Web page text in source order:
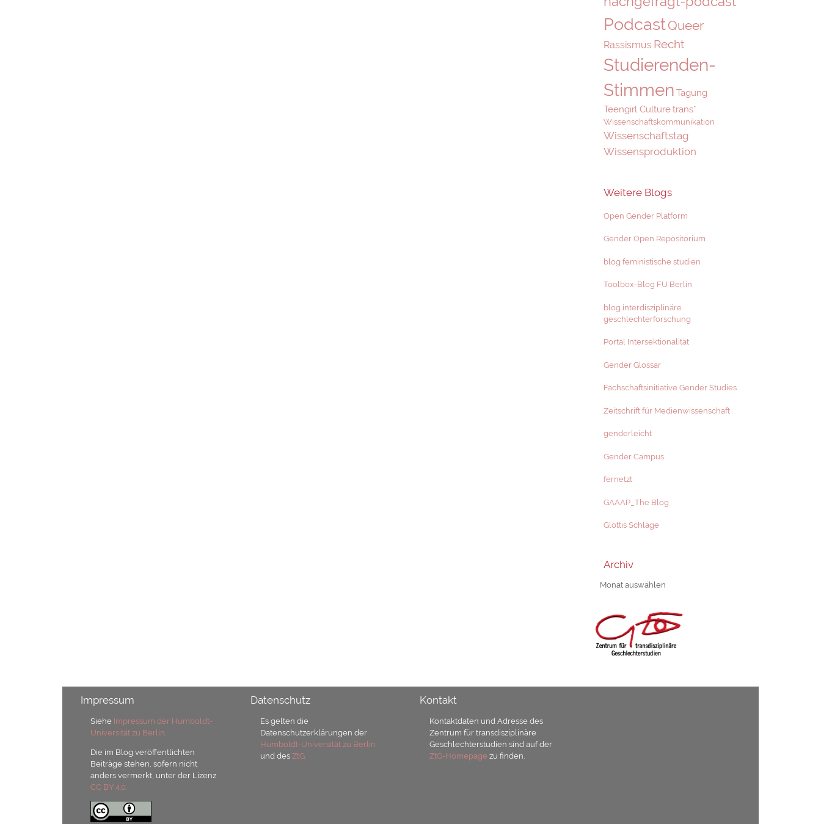
PodcastQueer
Rassismus Recht
Studierenden-
Stimmen Tagung
Teengirl Culturetrans*
Wissenschaftskommunikation
Wissenschaftstag
Wissensproduktion
Weitere Blogs
Open Gender Platform
Gender Open Repositorium
blog feministische studien
Toolbox-Blog FU Berlin
blog interdisziplinäre
geschlechterforschung
Portal Intersektionalität
Gender Glossar
Fachschaftsinitiative Gender Studies
Zeitschrift für Medienwissenschaft
genderleicht
Gender Campus
fernetzt
GAAAP_The Blog
Glottis Schläge
Archiv
Archiv
Impressum
Siehe Impressum der Humboldt-
Universität zu Berlin
Die im Blog veröffentlichten
Beiträge stehen, sofern nicht
anders vermerkt, unter der Lizenz
CC BY 4.0.
Datenschutz
Es gelten die
Datenschutzerklärungen der
Humboldt-Universität zu Berlin
und des ZtG.
Kontakt
Kontaktdaten und Adresse des
Zentrum für transdisziplinäre
Geschlechterstudien sind auf der
ZtG-Homepagezu finden.